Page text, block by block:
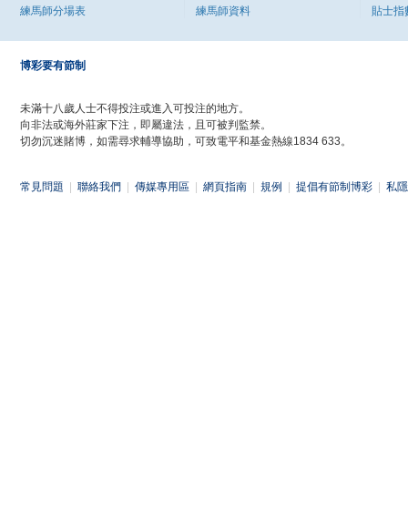
練馬師分場表
練馬師資料
貼士指
博彩要有節制
未滿十八歲人士不得投注或進入可投注的地方。
向非法或海外莊家下注，即屬違法，且可被判監禁。
切勿沉迷賭博，如需尋求輔導協助，可致電平和基金熱線1834 633。
常見問題 聯絡我們 傳媒專用區 網頁指南 規例 提倡有節制博彩 私